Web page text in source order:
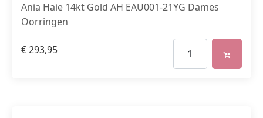
Ania Haie 14kt Gold AH EAU001-21YG Dames
Oorringen
€293,95